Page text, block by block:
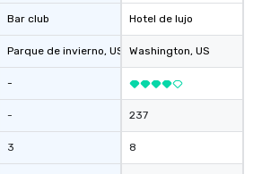
Bar club
Parque de invierno, US
-
-
3
Hotel de lujo
Washington, US
237
8